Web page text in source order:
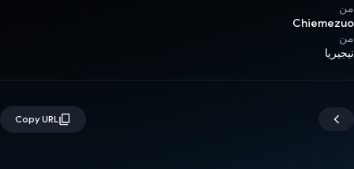
من
Chiemezuo
من
نيجيريا